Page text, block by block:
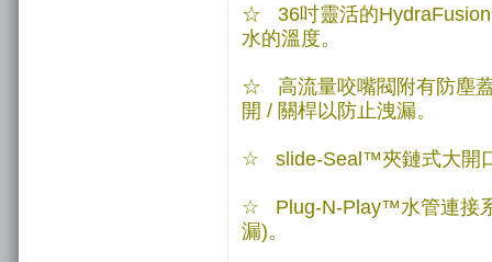
☆ 36吋靈活的HydraFusion
水的溫度。
☆ 高流量咬嘴閥附有防塵
開 / 關桿以防止洩漏。
☆ slide-Seal™夾鏈式大開
☆ Plug-N-Play™水管連接
漏)。